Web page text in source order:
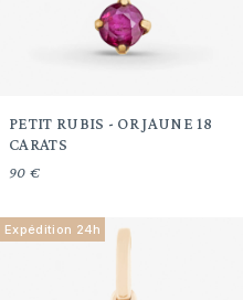
PETIT RUBIS - OR JAUNE 18
CARATS
90 €
Expédition 24h